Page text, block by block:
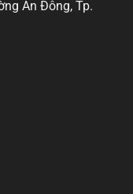
An Đông, Tp.